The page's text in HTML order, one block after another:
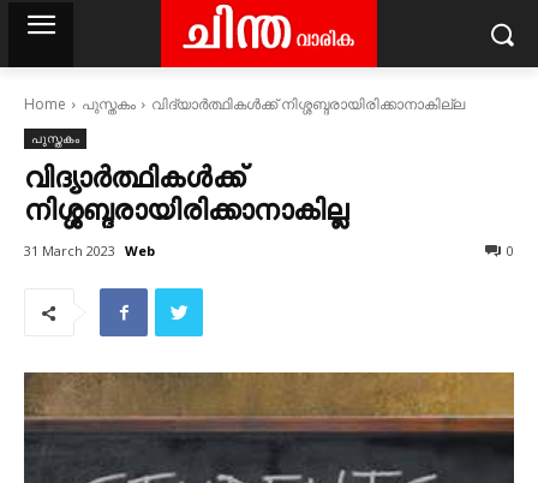
Home പുസ്തകം വിദ്യാര്‍ത്ഥികള്‍ക്ക് നിശ്ശബ്ദരായിരിക്കാനാകില്ല
പുസ്തകം
വിദ്യാര്‍ത്ഥികള്‍ക്ക്
നിശ്ശബ്ദരായിരിക്കാനാകില്ല
31 March 2023 Web 0